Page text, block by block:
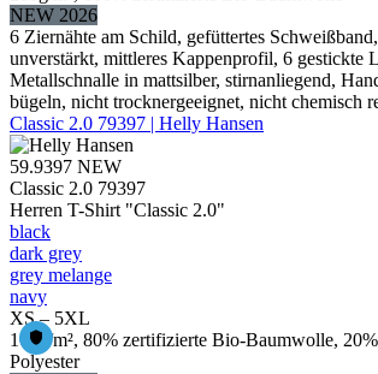
NEW 2026
6 Ziernähte am Schild, gefüttertes
unverstärkt, mittleres Kappenprofil, 6 gestickte
Metallschnalle in mattsilber, stirnanliegend,
bügeln, nicht trocknergeeignet, nicht chemisch
Classic 2.0 79397 | Helly Hansen
59.9397 NEW
Classic 2.0 79397
Herren T-Shirt "Classic 2.0"
black
dark grey
grey melange
navy
XS – 5XL
165g/m², 80% zertifizierte Bio-Baumwolle,
Polyester